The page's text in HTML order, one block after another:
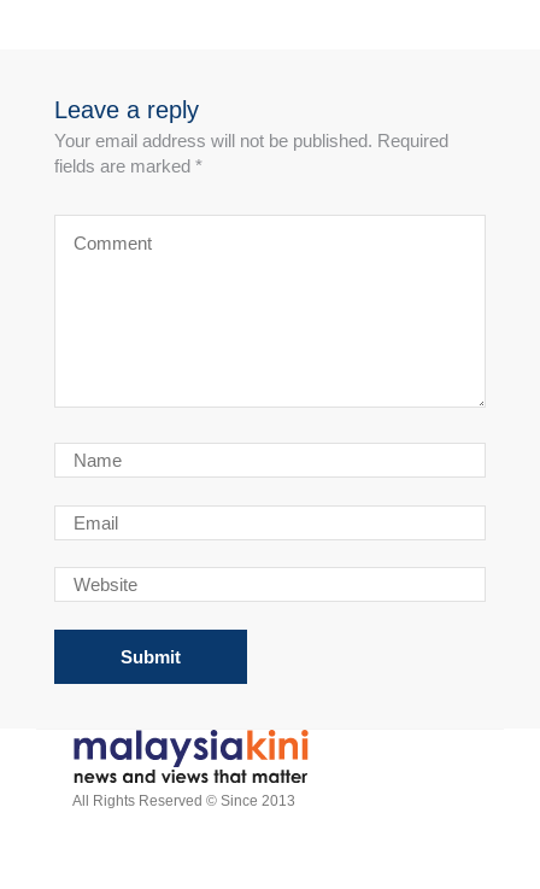
Leave a reply
Your email address will not be published. Required
fields are marked *
All Rights Reserved © Since 2013